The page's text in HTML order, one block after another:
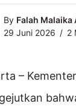
By Falah Malaika
29 Juni 2026
2
–